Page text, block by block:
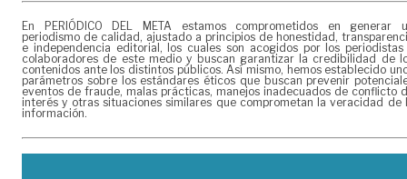
En PERIÓDICO DEL META estamos comprometidos en generar
periodismo de calidad, ajustado a principios de honestidad,
e independencia editorial, los cuales son acogidos por los periodistas
colaboradores de este medio y buscan garantizar la credibilidad de
contenidos ante los distintos públicos. Así mismo, hemos establecido
parámetros sobre los estándares éticos que buscan prevenir
eventos de fraude, malas prácticas, manejos inadecuados de conflicto
interés y otras situaciones similares que comprometan la veracidad de
información.